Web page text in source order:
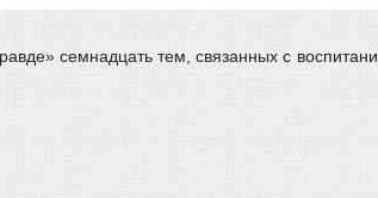
семнадцать тем, связанных с